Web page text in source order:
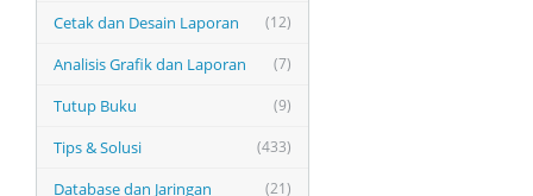
(12)
Cetak dan Desain Laporan
(7)
Analisis Grafik dan Laporan
(9)
Tutup Buku
(433)
Tips & Solusi
(21)
Database dan Jaringan